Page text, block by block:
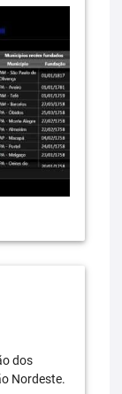
dos
Nordeste.